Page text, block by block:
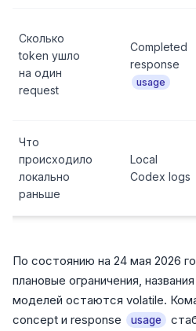
Сколько
token ушло
на один
request
Completed
response
usage
Что
происходило
локально
раньше
Local
Codex logs
По состоянию на 24 мая 2026
плановые ограничения,
моделей остаются volatile.
concept и response
usage